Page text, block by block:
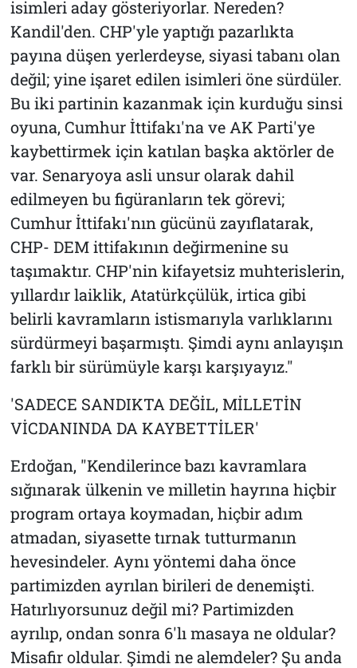
isimleri aday gösteriyorlar. Nereden?
Kandil'den. CHP'yle yaptığı pazarlıkta
payına düşen yerlerdeyse, siyasi tabanı olan
değil; yine işaret edilen isimleri öne sürdüler.
Bu iki partinin kazanmak için kurduğu sinsi
oyuna, Cumhur İttifakı'na ve AK Parti'ye
kaybettirmek için katılan başka aktörler de
var. Senaryoya asli unsur olarak dahil
edilmeyen bu figüranların tek görevi;
Cumhur İttifakı'nın gücünü zayıflatarak,
CHP- DEM ittifakının değirmenine su
taşımaktır. CHP'nin kifayetsiz muhterislerin,
yıllardır laiklik, Atatürkçülük, irtica gibi
belirli kavramların istismarıyla varlıklarını
sürdürmeyi başarmıştı. Şimdi aynı anlayışın
farklı bir sürümüyle karşı karşıyayız."
'SADECE SANDIKTA DEĞİL, MİLLETİN
VİCDANINDA DA KAYBETTİLER'
Erdoğan, "Kendilerince bazı kavramlara
sığınarak ülkenin ve milletin hayrına hiçbir
program ortaya koymadan, hiçbir adım
atmadan, siyasette tırnak tutturmanın
hevesindeler. Aynı yöntemi daha önce
partimizden ayrılan birileri de denemişti.
Hatırlıyorsunuz değil mi? Partimizden
ayrılıp, ondan sonra 6'lı masaya ne oldular?
Misafir oldular. Şimdi ne alemdeler? Şu anda